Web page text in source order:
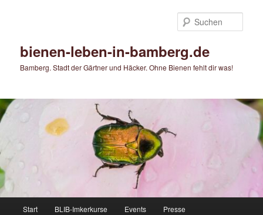
bienen-leben-in-bamberg.de
Bamberg. Stadt der Gärtner und Häcker. Ohne Bienen fehlt dir was!
Start BLIB-Imkerkurse Events Presse